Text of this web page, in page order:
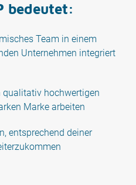
bedeutet:
Team in einem
Unternehmen integriert
hochwertigen
Marke arbeiten
entsprechend deiner